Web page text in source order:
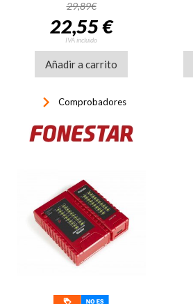
29,89€
22,55 €
IVA incluido
Añadir a carrito
keyboard_arrow_right Comprobadores